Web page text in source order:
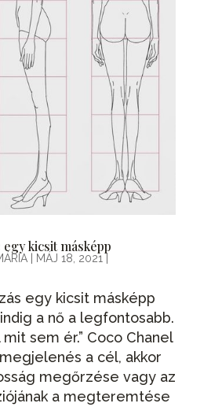
kicsit másképp
| MÁJ 18, 2021|
egy kicsit másképp
a nő a legfontosabb.
sem ér.” Coco Chanel
a cél, akkor
megőrzése vagy az
a megteremtése